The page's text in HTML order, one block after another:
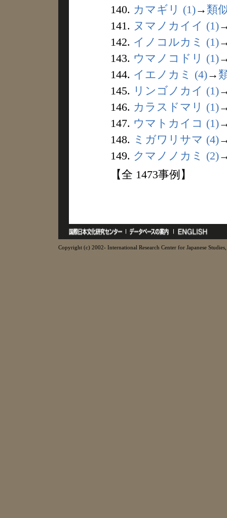
140. カマギリ (1)→ 類
141. ヌマノカイイ (1)
142. イノコルカミ (1)
143. ウマノコドリ (1)
144. イエノカミ (4)→
145. リンゴノカイ (1)
146. カラスドマリ (1)
147. ウマトカイコ (1)
148. ミガワリサマ (4)
149. クマノノカミ (2)
【全 1473事例】
Copyright (c) 2002- International Research Center for Japanese